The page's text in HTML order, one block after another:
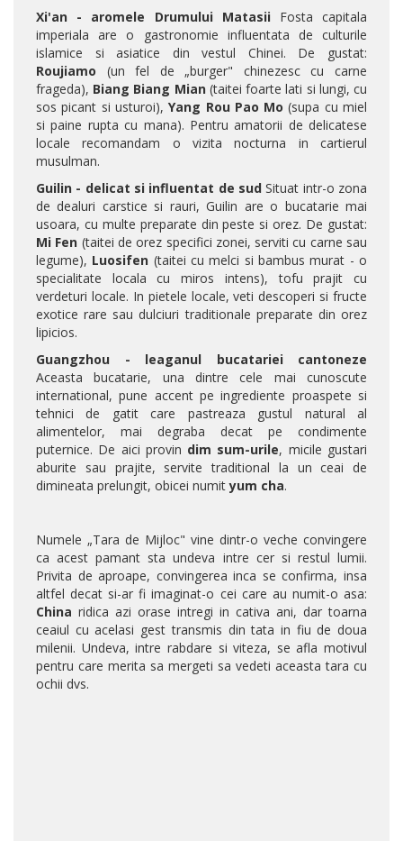
Xi'an - aromele Drumului MatasiiFosta capitala
imperiala are o gastronomie influentata de culturile
islamice si asiatice din vestul Chinei. De gustat:
Roujiamo (un fel de „burger" chinezesc cu carne
frageda), Biang Biang Mian(taitei foarte lati si lungi, cu
sos picant si usturoi),Yang Rou Pao Mo (supa cu miel
si paine rupta cu mana). Pentru amatorii de delicatese
locale recomandam o vizita nocturna in cartierul
musulman.
Guilin - delicat si influentat de sud Situat intr-o zona
de dealuri carstice si rauri, Guilin are o bucatarie mai
usoara, cu multe preparate din peste si orez. De gustat:
Mi Fen (taitei de orez specifici zonei, serviti cu carne sau
legume), Luosifen (taitei cu melci si bambus murat - o
specialitate locala cu miros intens), tofu prajit cu
verdeturi locale. In pietele locale, veti descoperi si fructe
exotice rare sau dulciuri traditionale preparate din orez
lipicios.
Guangzhou - leaganul bucatariei cantoneze
Aceasta bucatarie, una dintre cele mai cunoscute
international, pune accent pe ingrediente proaspete si
tehnici de gatit care pastreaza gustul natural al
alimentelor, mai degraba decat pe condimente
puternice. De aici provin dim sum-urile, micile gustari
aburite sau prajite, servite traditional la un ceai de
dimineata prelungit, obicei numityum cha.
Numele „Tara de Mijloc" vine dintr-o veche convingere
ca acest pamant sta undeva intre cer si restul lumii.
Privita de aproape, convingerea inca se confirma, insa
altfel decat si-ar fi imaginat-o cei care au numit-o asa:
China ridica azi orase intregi in cativa ani, dar toarna
ceaiul cu acelasi gest transmis din tata in fiu de doua
milenii. Undeva, intre rabdare si viteza, se afla motivul
pentru care merita sa mergeti sa vedeti aceasta tara cu
ochii dvs.